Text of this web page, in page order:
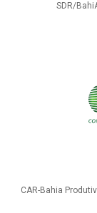
SDR/
CAR-Bahia